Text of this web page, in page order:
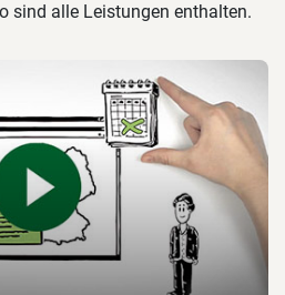
sind alle Leistungen enthalten.